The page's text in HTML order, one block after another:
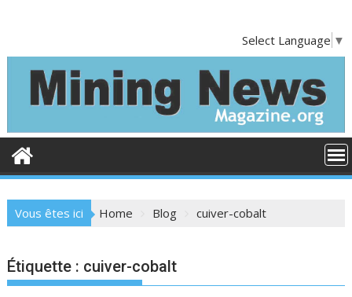
o
t
Select Language ▼
Vous êtes ici Home Blog cuiver-cobalt
Étiquette : cuiver-cobalt